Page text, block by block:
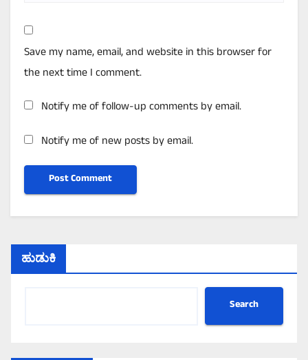
Save my name, email, and website in this browser for
the next time I comment.
Notify me of follow-up comments by email.
Notify me of new posts by email.
ಹುಡುಕಿ
Search